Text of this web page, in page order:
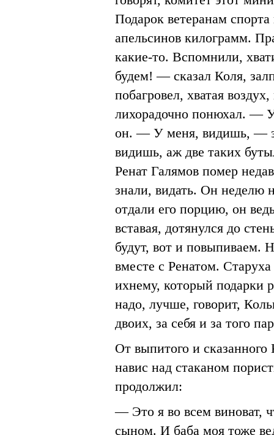
Подарок ветеранам
апельсинов килограмм.
какие-то. Вспомнили,
будем! — сказал Коля,
побагровел, хватая
лихорадочно понюхал. —
он. — У меня, видишь, —
видишь, аж две таких
Ренат Галямов помер
знали, видать. Он неделю
отдали его порцию, он
вставая, дотянулся до
будут, вот и повыпиваем.
вместе с Ренатом.
ихнему, который подарки
надо, лучше, говорит,
двоих, за себя и за того
От выпитого и сказанного
навис над стаканом
продолжил:
— Это я во всем виноват,
сыном. И баба моя тоже